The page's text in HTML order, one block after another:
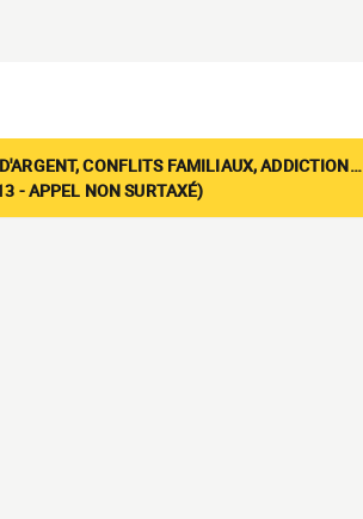
CONFLITS FAMILIAUX, ADDICTION…
- APPEL NON SURTAXÉ)